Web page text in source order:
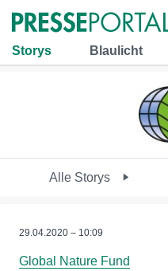
Storys Blaulicht
Alle Storys
29.04.2020 – 10:09
Global Nature Fund